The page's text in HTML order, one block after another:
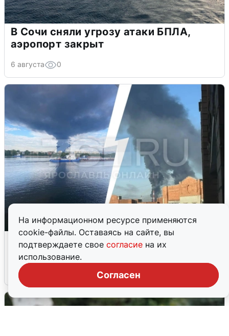
На информационном ресурсе применяются
cookie-файлы. Оставаясь на сайте, вы
подтверждаете свое согласие на их
использование.
Согласен
В Сочи сняли угрозу атаки БПЛА,
аэропорт закрыт
6 августа 0
Ночная атака БПЛА на Ярославль:
попадания и последствия
6 августа